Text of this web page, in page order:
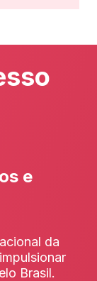
e
da
Brasil.